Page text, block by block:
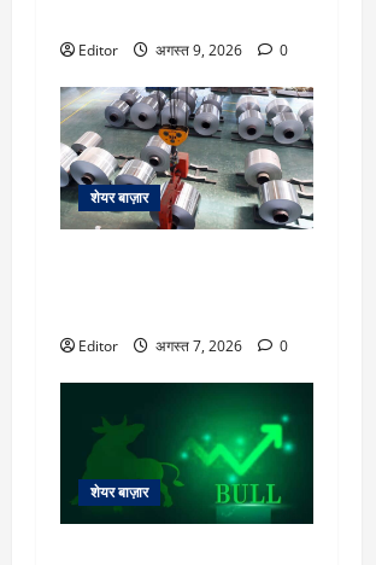
Editor अगस्त 9, 2026 0
शेयर बाज़ार
Editor अगस्त 7, 2026 0
शेयर बाज़ार